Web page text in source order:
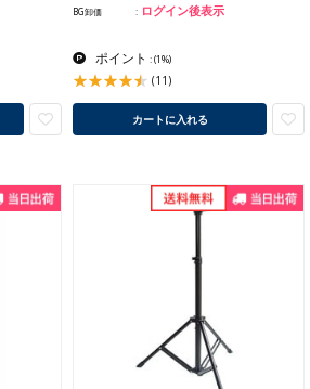
BG卸価 ログイン後表示
ポイント :(1%)
(11)
カートに入れる